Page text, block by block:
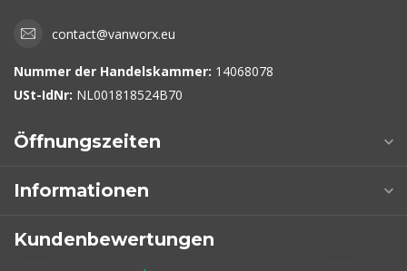
contact@vanworx.eu
Nummer der Handelskammer: 14068078
USt-IdNr: NL001818524B70
Öffnungszeiten
Informationen
Kundenbewertungen